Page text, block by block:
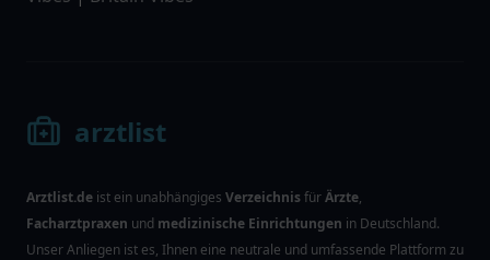
arztlist
Arztlist.de ist ein unabhängiges VerzeichnisfürÄrzte,
Facharztpraxen und medizinische Einrichtungen in Deutschland.
Unser Anliegen ist es, Ihnen eine neutrale und umfassende Plattform zu